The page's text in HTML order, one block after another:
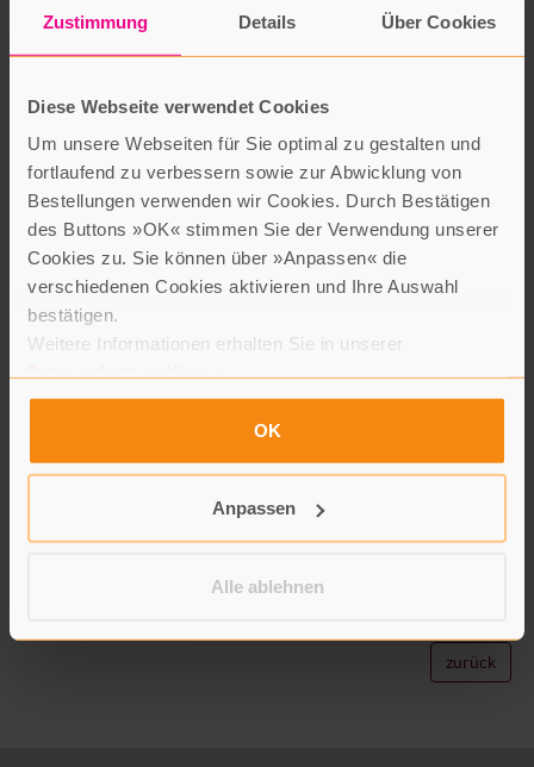
Zustimmung Details Über Cookies
Diese Webseite verwendet Cookies
Um unsere Webseiten für Sie optimal zu gestalten und
fortlaufend zu verbessern sowie zur Abwicklung von
Bestellungen verwenden wir Cookies. Durch Bestätigen
des Buttons »OK« stimmen Sie der Verwendung unserer
Cookies zu. Sie können über »Anpassen« die
verschiedenen Cookies aktivieren und Ihre Auswahl
bestätigen.
Weitere Informationen erhalten Sie in unserer
Datenschutzerklärung.
OK
Anpassen
Alle ablehnen
Mein Fastentagebuch
Anselm Grün
Vier-Türme GmbH Verlag
15,00 Euro
Eintragbuch 13,5 × 18,5 cm
Ein Fastentagebuch ist ein guter Begleiter auf dem Weg, das
Fasten ganz bewusst zu gestalten und zu erleben. Dieses Buch
sich auf einer tieferen Ebene für die Verwandlung zu öffnen, die
im Fasten geschieht. Andererseits bietet es viel Platz und
festzuhalten und ihnen weiter nachzugehen. So kann dieser
Fastenbegleiter dabei helfen, dass in der existenziellen
Erfahrung des Fastens etwas in uns in Bewegung kommt und
zurück